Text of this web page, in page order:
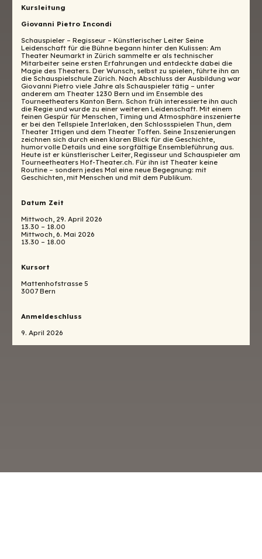
Kursleitung
Giovanni Pietro Incondi
Schauspieler – Regisseur – Künstlerischer Leiter Seine
Leidenschaft für die Bühne begann hinter den Kulissen: Am
Theater Neumarkt in Zürich sammelte er als technischer
Mitarbeiter seine ersten Erfahrungen und entdeckte dabei die
Magie des Theaters. Der Wunsch, selbst zu spielen, führte ihn an
die Schauspielschule Zürich. Nach Abschluss der Ausbildung war
Giovanni Pietro viele Jahre als Schauspieler tätig – unter
anderem am Theater 1230 Bern und im Ensemble des
Tourneetheaters Kanton Bern. Schon früh interessierte ihn auch
die Regie und wurde zu einer weiteren Leidenschaft. Mit einem
feinen Gespür für Menschen, Timing und Atmosphäre inszenierte
er bei den Tellspiele Interlaken, den Schlossspielen Thun, dem
Theater Ittigen und dem Theater Toffen. Seine Inszenierungen
zeichnen sich durch einen klaren Blick für die Geschichte,
humorvolle Details und eine sorgfältige Ensembleführung aus.
Heute ist er künstlerischer Leiter, Regisseur und Schauspieler am
Tourneetheaters Hof-Theater.ch. Für ihn ist Theater keine
Routine – sondern jedes Mal eine neue Begegnung: mit
Geschichten, mit Menschen und mit dem Publikum.
Datum Zeit
Mittwoch, 29. April 2026
13.30 – 18.00
Mittwoch, 6. Mai 2026
13.30 – 18.00
Kursort
Mattenhofstrasse 5
3007 Bern
Anmeldeschluss
9. April 2026